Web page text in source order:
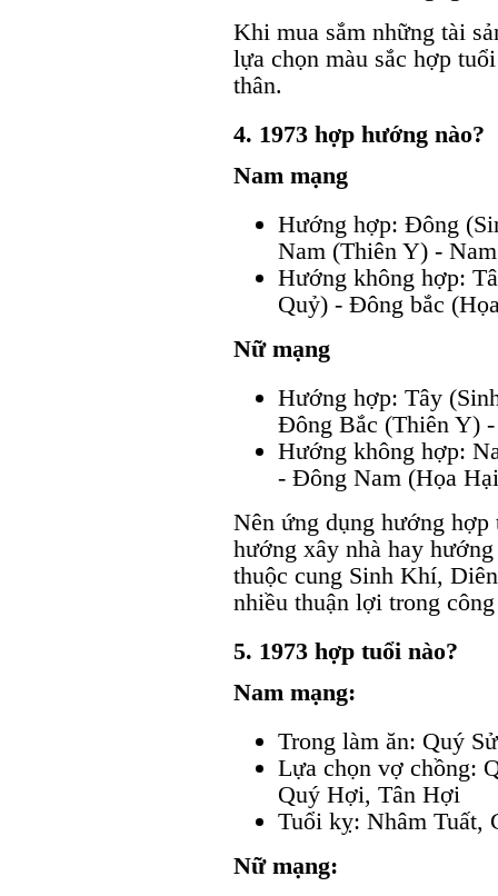
Khi mua sắm những tài
lựa chọn màu sắc hợp
thân.
4. 1973 hợp hướng nào?
Nam mạng
Hướng hợp: Đông
Nam (Thiên Y) -
Hướng không hợp:
Quỷ) - Đông bắc
Nữ mạng
Hướng hợp: Tây
Đông Bắc (Thiên Y)
Hướng không hợp:
- Đông Nam (Họa
Nên ứng dụng hướng
hướng xây nhà hay
thuộc cung Sinh Khí,
nhiều thuận lợi trong
5. 1973 hợp tuổi nào?
Nam mạng:
Trong làm ăn: Quý
Lựa chọn vợ chồng:
Quý Hợi, Tân Hợi
Tuổi kỵ: Nhâm Tuất,
Nữ mạng: